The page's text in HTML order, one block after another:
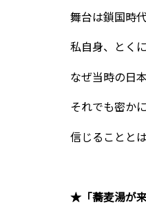
舞台は鎖国時
私自身、とく
なぜ当時の日
それでも密か
信じることと
★「蕎麦湯が